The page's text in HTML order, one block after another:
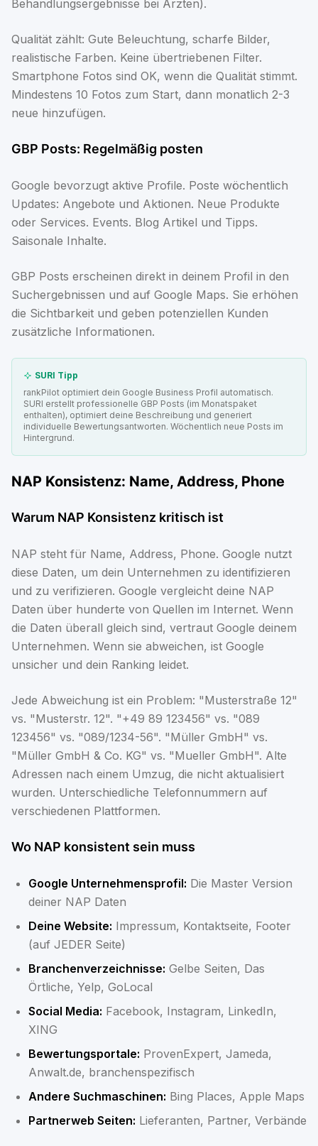
Behandlungsergebnisse bei Ärzten).
Qualität zählt: Gute Beleuchtung, scharfe Bilder,
realistische Farben. Keine übertriebenen Filter.
Smartphone Fotos sind OK, wenn die Qualität stimmt.
Mindestens 10 Fotos zum Start, dann monatlich 2-3
neue hinzufügen.
GBP Posts: Regelmäßig posten
Google bevorzugt aktive Profile. Poste wöchentlich
Updates: Angebote und Aktionen. Neue Produkte
oder Services. Events. Blog Artikel und Tipps.
Saisonale Inhalte.
GBP Posts erscheinen direkt in deinem Profil in den
Suchergebnissen und auf Google Maps. Sie erhöhen
die Sichtbarkeit und geben potenziellen Kunden
zusätzliche Informationen.
SURI Tipp
rankPilot optimiert dein Google Business Profil automatisch.
SURI erstellt professionelle GBP Posts (im Monatspaket
enthalten), optimiert deine Beschreibung und generiert
individuelle Bewertungsantworten. Wöchentlich neue Posts im
Hintergrund.
NAP Konsistenz: Name, Address, Phone
Warum NAP Konsistenz kritisch ist
NAP steht für Name, Address, Phone. Google nutzt
diese Daten, um dein Unternehmen zu identifizieren
und zu verifizieren. Google vergleicht deine NAP
Daten über hunderte von Quellen im Internet. Wenn
die Daten überall gleich sind, vertraut Google deinem
Unternehmen. Wenn sie abweichen, ist Google
unsicher und dein Ranking leidet.
Jede Abweichung ist ein Problem: "Musterstraße 12"
vs. "Musterstr. 12". "+49 89 123456" vs. "089
123456" vs. "089/1234-56". "Müller GmbH" vs.
"Müller GmbH & Co. KG" vs. "Mueller GmbH". Alte
Adressen nach einem Umzug, die nicht aktualisiert
wurden. Unterschiedliche Telefonnummern auf
verschiedenen Plattformen.
Wo NAP konsistent sein muss
Google Unternehmensprofil: Die Master Version
deiner NAP Daten
Deine Website: Impressum, Kontaktseite, Footer
(auf JEDER Seite)
Branchenverzeichnisse: Gelbe Seiten, Das
Örtliche, Yelp, GoLocal
Social Media: Facebook, Instagram, LinkedIn,
XING
Bewertungsportale: ProvenExpert, Jameda,
Anwalt.de, branchenspezifisch
Andere Suchmaschinen: Bing Places, Apple Maps
Partnerweb Seiten: Lieferanten, Partner, Verbände